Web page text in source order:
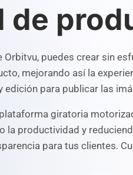
puedes crear sin
mejorando así la
para publicar las
giratoria
la productividad y
para tus clientes.